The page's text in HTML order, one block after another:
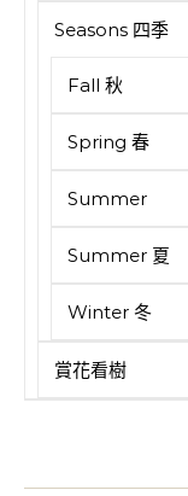
Seasons 四季
Fall 秋
Spring 春
Summer
Summer 夏
Winter 冬
賞花看樹